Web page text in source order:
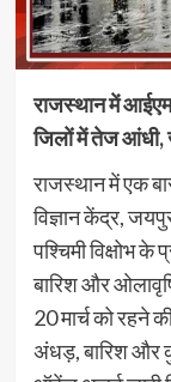
राजस्थान में
जिलों में तेज आंधी,
राजस्थान में एक
विज्ञान केंद्र,
पश्चिमी विक्षोभ
बारिश और
20 मार्च को
अंधड़, बारिश और